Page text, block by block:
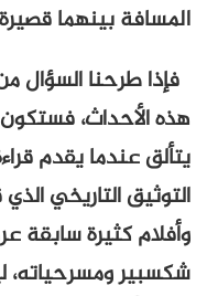
المسافة بينهما
فإذا طرحنا السؤال
هذه الأحداث، فستكون
يتألق عندما يقدم
التوثيق التاريخي
وأفلام كثيرة سابقة
شكسبير ومسرحياته،